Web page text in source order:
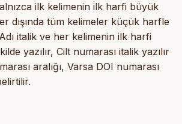
ilk kelimenin ilk harfi büyük
dışında tüm kelimeler küçük harfle
italik ve her kelimenin ilk harfi
yazılır, Cilt numarası italik yazılır
aralığı, Varsa DOI numarası